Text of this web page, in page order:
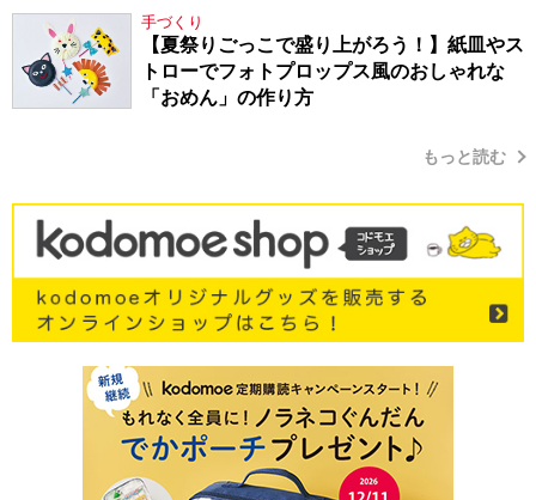
手づくり
【夏祭りごっこで盛り上がろう！】紙皿やス
トローでフォトプロップス風のおしゃれな
「おめん」の作り方
もっと読む